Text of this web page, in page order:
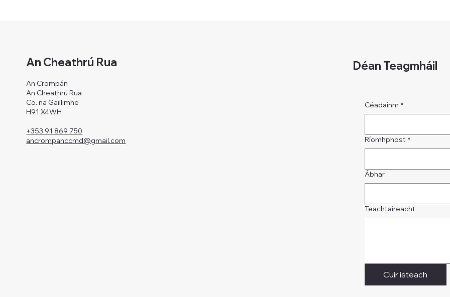
An Crompán
An Cheathrú Rua
Co. na Gaillimhe
H91 X4WH
+353 91 869 750
ancrompanccmd@gmail.com
An Cheathrú Rua Déan Teagmháil
Céadainm *
Ríomhphost *
Ábhar
Teachtaireacht
Cuir isteach